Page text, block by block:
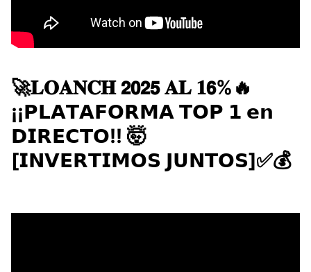
🚀​​𝐋𝐎𝐀𝐍𝐂𝐇 𝟮𝟬𝟮𝟱 𝐀𝐋 𝟏𝟲%🔥
¡¡𝗣𝗟𝗔𝗧𝗔𝗙𝗢𝗥𝗠𝗔 𝗧𝗢𝗣 𝟭 𝗲𝗻
𝗗𝗜𝗥𝗘𝗖𝗧𝗢!! 🤯
[𝗜𝗡𝗩𝗘𝗥𝗧𝗜𝗠𝗢𝗦 𝗝𝗨𝗡𝗧𝗢𝗦]✅💰